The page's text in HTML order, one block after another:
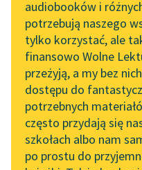
Spotkanie z Katarzyną
Tunkiel w Oslo
Wolne Lektury na 32.
Pol’and’Rock Festivalu
„Kochanek Lady
Chatterley” do słuchania
na Wolnych Lekturach
audiobooków i
potrzebują naszego
tylko korzystać, ale
finansowo Wolne
przeżyją, a my bez
dostępu do
potrzebnych
często przydają się
szkołach albo nam
po prostu do